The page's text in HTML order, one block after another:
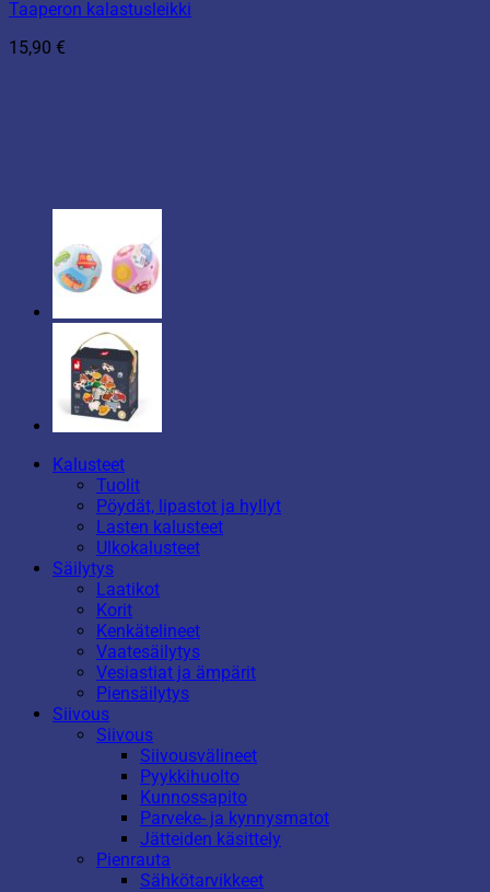
Taaperon kalastusleikki
15,90 €
Kalusteet
Tuolit
Pöydät, lipastot ja hyllyt
Lasten kalusteet
Ulkokalusteet
Säilytys
Laatikot
Korit
Kenkätelineet
Vaatesäilytys
Vesiastiat ja ämpärit
Piensäilytys
Siivous
Siivous
Siivousvälineet
Pyykkihuolto
Kunnossapito
Parveke- ja kynnysmatot
Jätteiden käsittely
Pienrauta
Sähkötarvikkeet